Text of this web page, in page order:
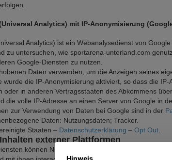
Analytics) mit IP-Anonymisierung
Analytics) ist ein Webanalysedienst von
zu untersuchen, wie sportarena-unterland.com
Google-Diensten zu nutzen.
Daten verwenden, um die Anzeigen seines
wurde die IP-Anonymisierung aktiviert, so dass die
oder in anderen Vertragsstaaten des Abkommens
die volle IP-Adresse an einen Server von Google in
zur Verwendung von Daten bei Google sind in der
Daten: Nutzungsdaten; Tracker.
Staaten – Datenschutzerklärung – Opt Out
externer Plattformen
können Nutzer sich Inhalte, die auf externen
Hinweis